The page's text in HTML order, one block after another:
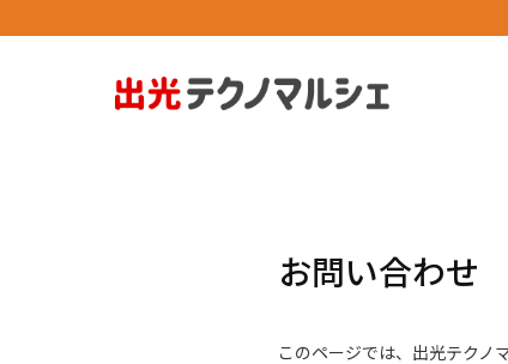
お問い合わせ
このページでは、出光テクノ